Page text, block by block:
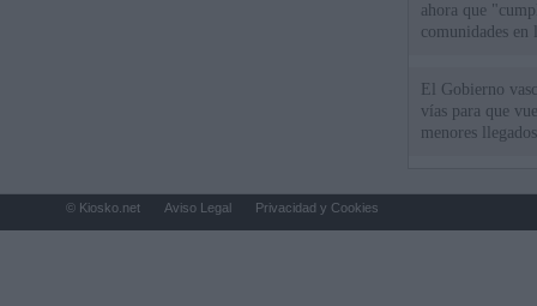
ahora que
comunidades en
El Gobierno
vías para que
menores
© Kiosko.net Aviso Legal Privacidad y Cookies